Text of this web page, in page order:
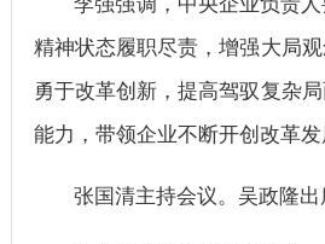
精神状态履职尽责，增强大局观
勇于改革创新，提高驾驭复杂
能力，带领企业不断开创改革发
张国清主持会议。吴政隆出